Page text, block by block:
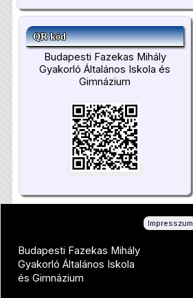
QR kód
Budapesti Fazekas Mihály
Gyakorló Általános Iskola és
Gimnázium
Impresszum
Budapesti Fazekas Mihály
Gyakorló Általános Iskola
és Gimnázium